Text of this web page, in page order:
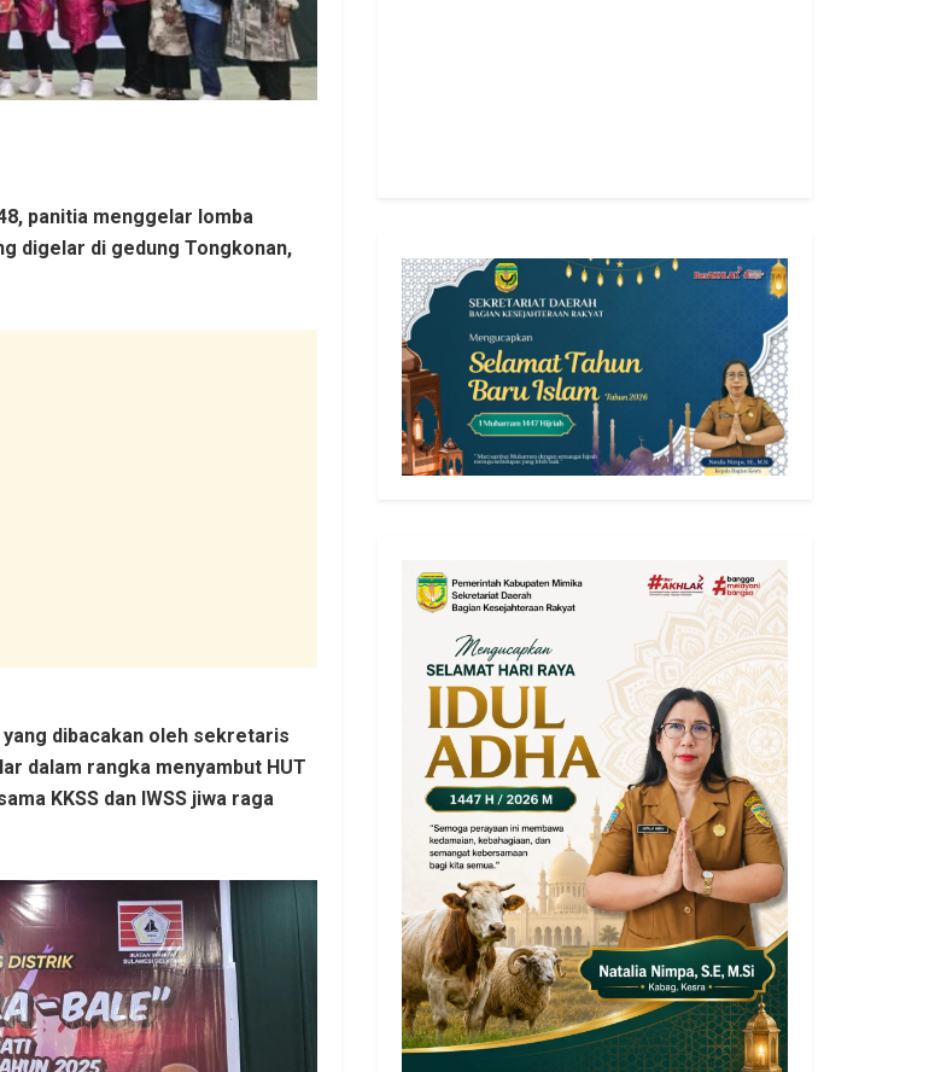
panitia menggelar lomba
digelar di gedung Tongkonan,
yang dibacakan oleh sekretaris
dalam rangka menyambut HUT
KKSS dan IWSS jiwa raga